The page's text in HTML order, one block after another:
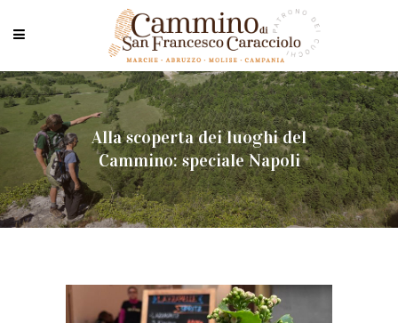
Alla scoperta dei luoghi del
Cammino: speciale Napoli